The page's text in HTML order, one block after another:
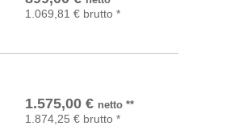
1.069,81 € brutto *
1.575,00 € netto**
1.874,25 € brutto *
In den Warenkorb